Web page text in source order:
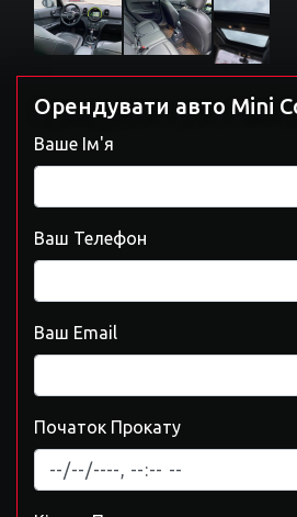
Орендувати авто Mini
Ваше Ім'я
Ваш Телефон
Ваш Email
Початок Прокату